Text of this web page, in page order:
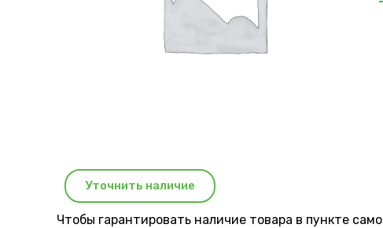
Уточнить наличие
Чтобы гарантировать наличие товара в пункте